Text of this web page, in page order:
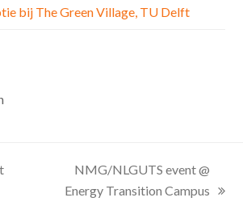
bij The Green Village, TU Delft
NMG/NLGUTS event @
Energy Transition Campus